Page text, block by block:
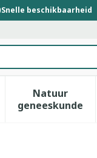
Snelle beschikbaarheid
categorie
en
voor
Natuur
geneeskunde
Toon